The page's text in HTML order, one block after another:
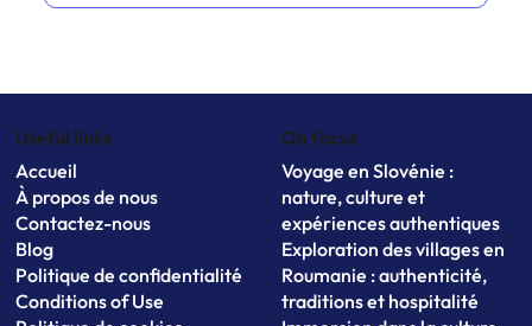
Useful links
Accueil
À propos de nous
Contactez-nous
Blog
Politique de confidentialité
Conditions of Use
On focus
Voyage en Slovénie :
nature, culture et
expériences authentiques
Exploration des villages en
Roumanie : authenticité,
traditions et hospitalité